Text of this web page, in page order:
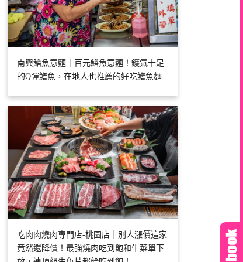
南興鱔魚意麵｜百元鱔魚意麵！鑊氣十足
的Q彈鱔魚，在地人也推薦的好吃鱔魚麵
吃肉肉燒肉専門店-桃園店｜別人漲價這家
竟然還降價！最強燒肉吃到飽和牛菜單下